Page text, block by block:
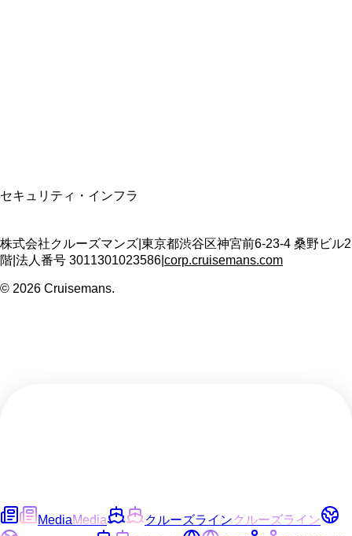
セキュリティ・インフラ
株式会社クルーズマンズ 東京都渋谷区神宮前6-23-4 桑野ビル2
階 法人番号 3011301023586 corp.cruisemans.com
© 2026 Cruisemans.
MediaMedia クルーズラインクルーズライン